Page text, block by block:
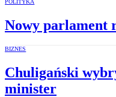
POLITYKA
Nowy parlament
BIZNES
Chuligański
minister